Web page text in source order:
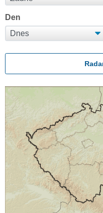
Den